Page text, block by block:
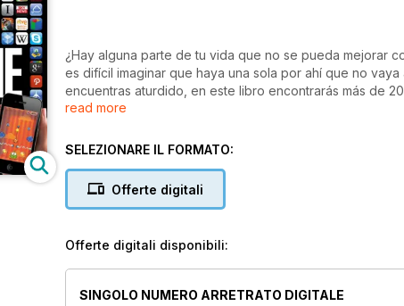
¿Hay alguna parte de tu vida que no se pueda mejorar
es difícil imaginar que haya una sola por ahí que no
encuentras aturdido, en este libro encontrarás más de
permanecer un segundo más sin descubrirlas?
read more
SELEZIONARE IL FORMATO:
Offerte digitali
Offerte digitali disponibili:
SINGOLO NUMERO ARRETRATO DIGITALE